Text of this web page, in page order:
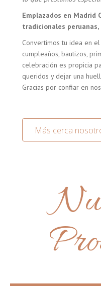
Emplazados en Madrid
tradicionales
Convertimos tu idea en
cumpleaños, bautizos,
celebración es propicia
queridos y dejar una
Gracias por confiar en
Más cerca